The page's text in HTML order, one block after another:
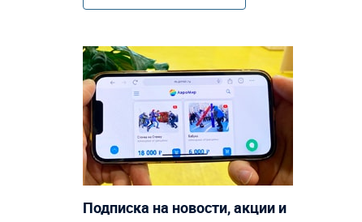
Подписка на новости, акции и